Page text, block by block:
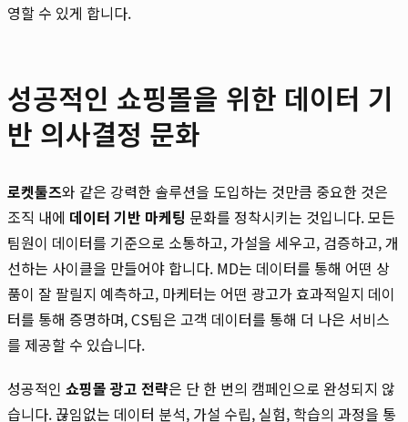
영할 수 있게 합니다.
성공적인 쇼핑몰을 위한 데이터 기
반 의사결정 문화
로켓툴즈와 같은 강력한 솔루션을 도입하는 것만큼 중요한 것은
조직 내에 데이터 기반 마케팅 문화를 정착시키는 것입니다. 모든
팀원이 데이터를 기준으로 소통하고, 가설을 세우고, 검증하고, 개
선하는 사이클을 만들어야 합니다. MD는 데이터를 통해 어떤 상
품이 잘 팔릴지 예측하고, 마케터는 어떤 광고가 효과적일지 데이
터를 통해 증명하며, CS팀은 고객 데이터를 통해 더 나은 서비스
를 제공할 수 있습니다.
성공적인 쇼핑몰 광고 전략은 단 한 번의 캠페인으로 완성되지 않
습니다. 끊임없는 데이터 분석, 가설 수립, 실험, 학습의 과정을 통